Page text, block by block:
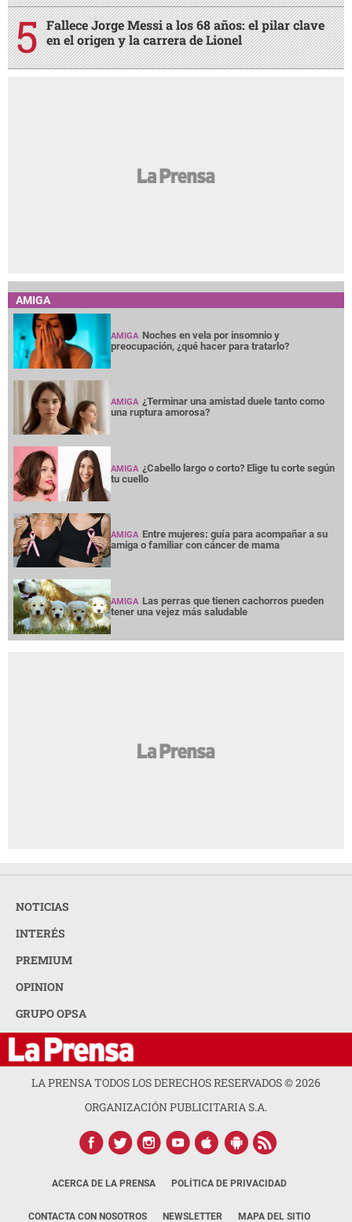
Fallece Jorge Messi a los 68 años: el pilar clave
en el origen y la carrera de Lionel
AMIGA
AMIGA Noches en vela por insomnio y
preocupación, ¿qué hacer para tratarlo?
AMIGA ¿Terminar una amistad duele tanto como
una ruptura amorosa?
AMIGA ¿Cabello largo o corto? Elige tu corte según
tu cuello
AMIGA Entre mujeres: guía para acompañar a su
amiga o familiar con cáncer de mama
AMIGA Las perras que tienen cachorros pueden
tener una vejez más saludable
NOTICIAS
INTERÉS
PREMIUM
OPINION
GRUPO OPSA
LA PRENSA TODOS LOS DERECHOS RESERVADOS ©2026
ORGANIZACIÓN PUBLICITARIA S.A.
ACERCA DE LA PRENSA POLÍTICA DE PRIVACIDAD
CONTACTA CON NOSOTROS NEWSLETTER MAPA DEL SITIO